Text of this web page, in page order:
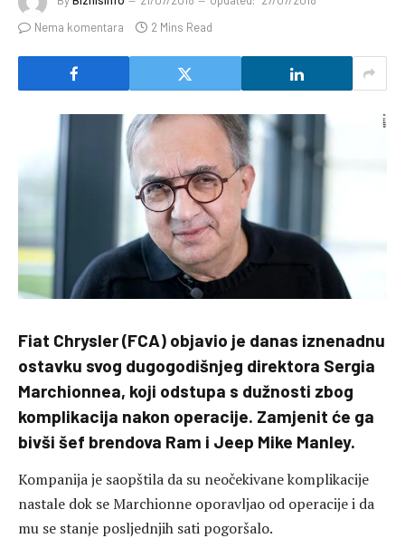
Nema komentara
2 Mins Read
Fiat Chrysler (FCA) objavio je danas iznenadnu
ostavku svog dugogodišnjeg direktora Sergia
Marchionnea, koji odstupa s dužnosti zbog
komplikacija nakon operacije. Zamjenit će ga
bivši šef brendova Ram i Jeep Mike Manley.
Kompanija je saopštila da su neočekivane komplikacije
nastale dok se Marchionne oporavljao od operacije i da
mu se stanje posljednjih sati pogoršalo.